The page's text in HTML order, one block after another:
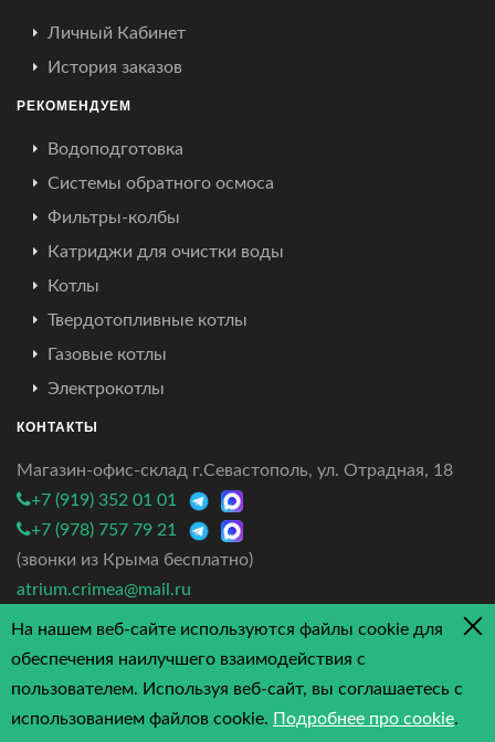
Личный Кабинет
История заказов
РЕКОМЕНДУЕМ
Водоподготовка
Системы обратного осмоса
Фильтры-колбы
Катриджи для очистки воды
Котлы
Твердотопливные котлы
Газовые котлы
Электрокотлы
КОНТАКТЫ
Магазин-офис-склад г.Севастополь, ул. Отрадная, 18
+7 (919) 352 01 01
+7 (978) 757 79 21
(звонки из Крыма бесплатно)
atrium.crimea@mail.ru
4.7/5 - 3 отзыва
На нашем веб-сайте используются файлы cookie для
обеспечения наилучшего взаимодействия с
пользователем. Используя веб-сайт, вы соглашаетесь с
использованием файлов cookie. Подробнее про cookie.